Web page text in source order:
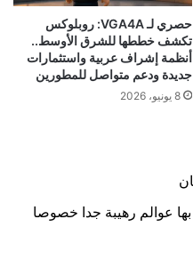
حصري لـ VGA4A: روبلوكس
تكشف خططها للشرق الأوسط..
أنظمة إشراف عربية واستثمارات
جديدة ودعم متواصل للمطورين
8 يونيو، 2026